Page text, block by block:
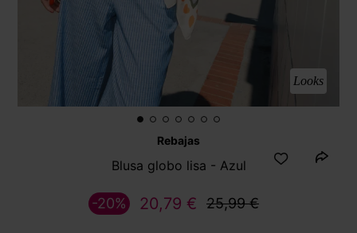
Looks
Rebajas
Blusa globo lisa - Azul
20,79 € 25,99 €
-20%